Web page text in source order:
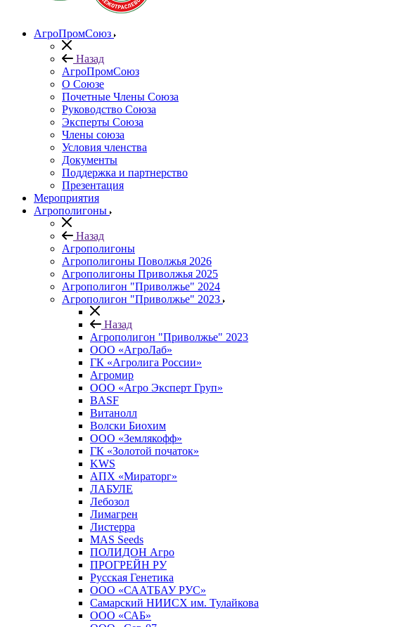
АгроПромСоюз
Назад
АгроПромСоюз
О Союзе
Почетные Члены Союза
Руководство Союза
Эксперты Союза
Члены союза
Условия членства
Документы
Поддержка и партнерство
Презентация
Мероприятия
Агрополигоны
Назад
Агрополигоны
Агрополигоны Поволжья 2026
Агрополигоны Приволжья 2025
Агрополигон "Приволжье" 2024
Агрополигон "Приволжье" 2023
Назад
Агрополигон "Приволжье" 2023
ООО «АгроЛаб»
ГК «Агролига России»
Агромир
ООО «Агро Эксперт Груп»
BASF
Витанолл
Волски Биохим
ООО «Землякофф»
ГК «Золотой початок»
KWS
AПX «Мираторг»
ЛАБУЛЕ
Лебозол
Лимагрен
Листерра
MAS Seeds
ПОЛИДОН Агро
ПРОГРЕЙН РУ
Русская Генетика
ООО «СААТБАУ РУС»
Самарский НИИСХ им. Тулайкова
ООО «САБ»